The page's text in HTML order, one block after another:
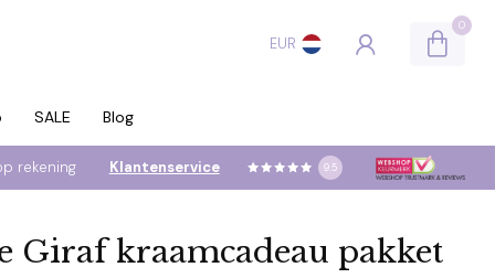
EUR
0
SALE Blog
rekening Klantenservice 9.5
Giraf kraamcadeau pakket